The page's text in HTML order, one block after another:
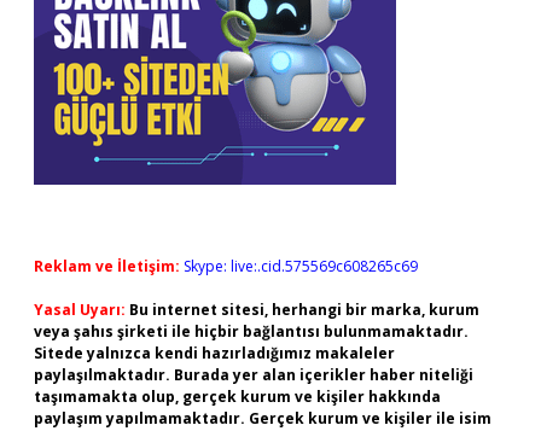
Reklam ve İletişim: Skype: live:.cid.575569c608265c69
Yasal Uyarı: Bu internet sitesi, herhangi bir marka, kurum
veya şahıs şirketi ile hiçbir bağlantısı bulunmamaktadır.
Sitede yalnızca kendi hazırladığımız makaleler
paylaşılmaktadır. Burada yer alan içerikler haber niteliği
taşımamakta olup, gerçek kurum ve kişiler hakkında
paylaşım yapılmamaktadır. Gerçek kurum ve kişiler ile isim